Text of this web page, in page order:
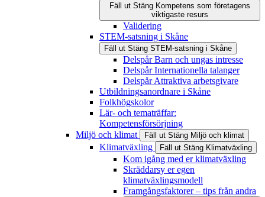
Fäll ut Stäng Kompetens som företagens
viktigaste resurs
Validering
STEM-satsning i Skåne
Fäll ut Stäng STEM-satsning i Skåne
Delspår Barn och ungas intresse
Delspår Internationella talanger
Delspår Attraktiva arbetsgivare
Utbildningsanordnare i Skåne
Folkhögskolor
Lär- och tematräffar:
Kompetensförsörjning
Miljö och klimat
Fäll ut Stäng Miljö och klimat
Klimatväxling Fäll ut Stäng Klimatväxling
Kom igång med er klimatväxling
Skräddarsy er egen
klimatväxlingsmodell
Framgångsfaktorer – tips från andra